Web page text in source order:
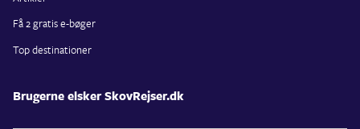
Få 2 gratis e-bøger
Top destinationer
Brugerne elsker SkovRejser.dk